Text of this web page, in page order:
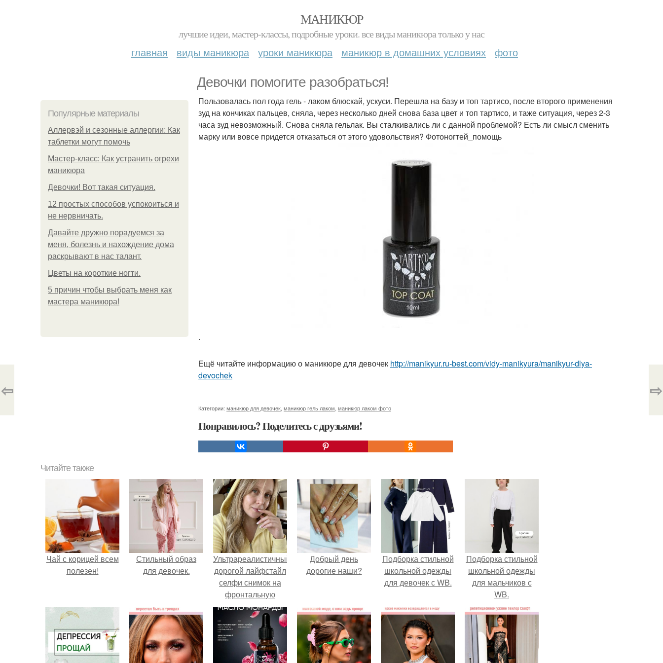
МАНИКЮР
лучшие идеи, мастер-классы, подробные уроки. все виды маникюра только у нас
главная виды маникюра уроки маникюра маникюр в домашних условиях фото
Девочки помогите разобраться!
Популярные материалы
Аллервэй и сезонные аллергии: Как
таблетки могут помочь
Мастер-класс: Как устранить огрехи
маникюра
Девочки! Вот такая ситуация.
12 простых способов успокоиться и
не нервничать.
Давайте дружно порадуемся за
меня, болезнь и нахождение дома
раскрывают в нас талант.
Цветы на короткие ногти.
5 причин чтобы выбрать меня как
мастера маникюра!
Пользовалась пол года гель - лаком блюскай, ускуси. Перешла на базу и топ тартисо, после второго применения
зуд на кончиках пальцев, сняла, через несколько дней снова база цвет и топ тартисо, и таже ситуация, через 2-3
часа зуд невозможный. Снова сняла гельлак. Вы сталкивались ли с данной проблемой? Есть ли смысл сменить
марку или вовсе придется отказаться от этого удовольствия? Фотоногтей_помощь
.
Ещё читайте информацию о маникюре для девочек http://manikyur.ru-best.com/vidy-manikyura/manikyur-dlya-
devochek
Категории: маникюр для девочек маникюр гель лаком маникюр лаком фото
Понравилось? Поделитесь с друзьями!
⇦ ⇨
Читайте также
Чай с корицей всем
полезен!
Стильный образ
для девочек.
Ультрареалистичный
дорогой лайфстайл
селфи снимок на
фронтальную
камеру.
Добрый день
дорогие наши?
Подборка стильной
школьной одежды
для девочек с WB.
Подборка стильной
школьной одежды
для мальчиков с
WB.